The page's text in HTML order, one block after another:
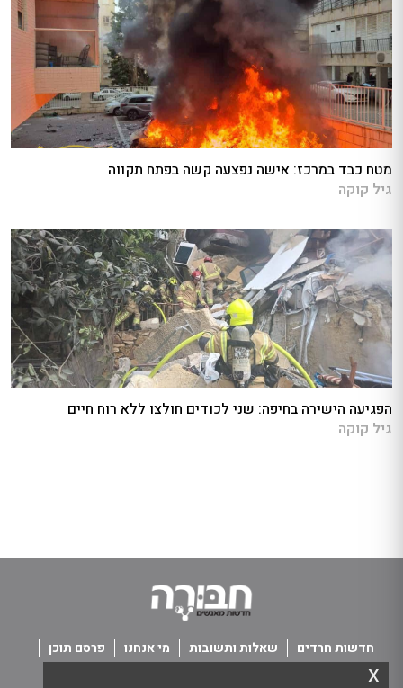
x
מטח כבד במרכז: אישה נפצעה קשה בפתח תקווה
גיל קוקה
הפגיעה הישירה בחיפה: שני לכודים חולצו ללא רוח חיים
גיל קוקה
חדשות חרדים שאלות ותשובות מי אנחנו
פרסם תוכן